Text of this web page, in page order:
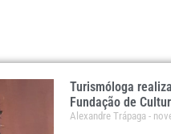
Turismóloga
Fundação de
Alexandre Trápaga